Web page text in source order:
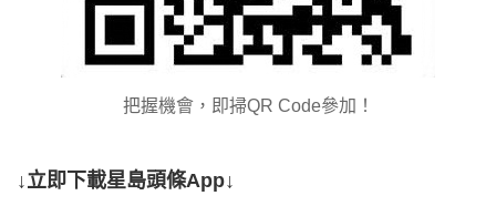
把握機會，即掃QR Code參加！
↓立即下載星島頭條App↓